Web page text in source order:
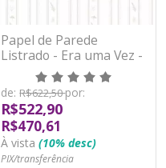
Papel de Parede
Listrado - Era uma Vez -
89785 - Vinílico
de: R$622,50por:
R$522,90
R$470,61
À vista (10% desc)
PIX/transferência